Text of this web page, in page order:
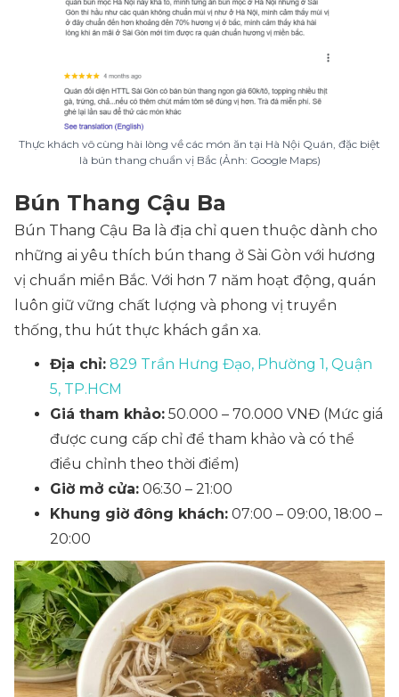
Thực khách vô cùng hài lòng về các món ăn tại Hà Nội Quán, đặc biệt
là bún thang chuẩn vị Bắc (Ảnh: Google Maps)
Bún Thang Cậu Ba
Bún Thang Cậu Ba là địa chỉ quen thuộc dành cho
những ai yêu thích bún thang ở Sài Gòn với hương
vị chuẩn miền Bắc. Với hơn 7 năm hoạt động, quán
luôn giữ vững chất lượng và phong vị truyền
thống, thu hút thực khách gần xa.
Địa chỉ: 829 Trần Hưng Đạo, Phường 1, Quận
5, TP.HCM
Giá tham khảo: 50.000 – 70.000 VNĐ (Mức giá
được cung cấp chỉ để tham khảo và có thể
điều chỉnh theo thời điểm)
Giờ mở cửa: 06:30 – 21:00
Khung giờ đông khách: 07:00 – 09:00, 18:00 –
20:00